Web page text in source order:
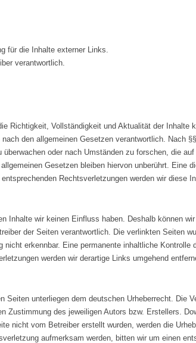
für die Inhalte externer Links.
verantwortlich.
Richtigkeit, Vollständigkeit und Aktualität der Inhalte
den allgemeinen Gesetzen verantwortlich. Nach
oder nach Umständen zu forschen, die
Gesetzen bleiben hiervon unberührt.
Rechtsverletzungen werden wir diese
Inhalte wir keinen Einfluss haben. Deshalb können
der Seiten verantwortlich. Die verlinkten Seiten
erkennbar. Eine permanente inhaltliche
werden wir derartige Links umgehend
unterliegen dem deutschen Urheberrecht. Die
Zustimmung des jeweiligen Autors bzw. Erstellers.
nicht vom Betreiber erstellt wurden, werden die
aufmerksam werden, bitten wir um einen